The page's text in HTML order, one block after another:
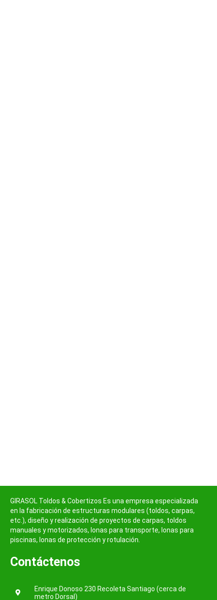
GIRASOL Toldos & Cobertizos Es una empresa especializada
en la fabricación de estructuras modulares (toldos, carpas,
etc.), diseño y realización de proyectos de carpas, toldos
manuales y motorizados, lonas para transporte, lonas para
piscinas, lonas de protección y rotulación.
Contáctenos
Enrique Donoso 230 Recoleta Santiago (cerca de
metro Dorsal)